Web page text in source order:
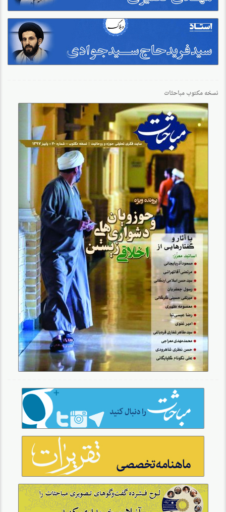
نسخه مکتوب مباحثات